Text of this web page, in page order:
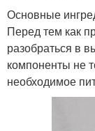
Основные
Перед тем как
разобраться в
компоненты не
необходимое